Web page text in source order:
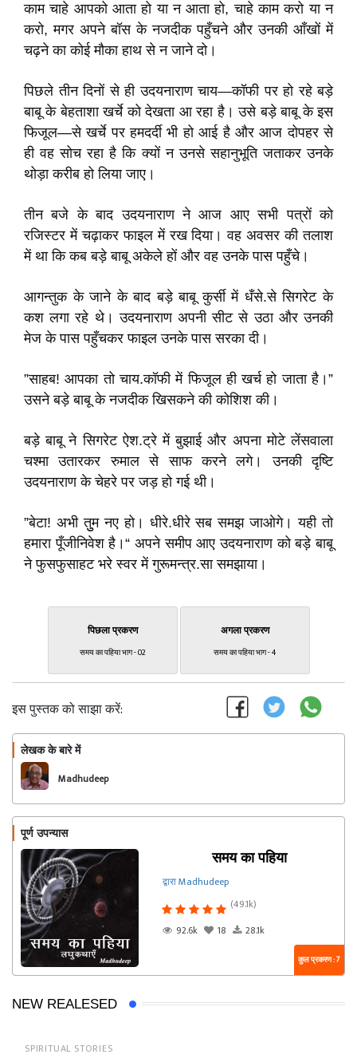
काम चाहे आपको आता हो या न आता हो, चाहे काम करो या न
करो, मगर अपने बॉस के नजदीक पहुँचने और उनकी आँखों में
चढ़ने का कोई मौका हाथ से न जाने दो।
पिछले तीन दिनों से ही उदयनाराण चाय—कॉफी पर हो रहे बड़े
बाबू के बेहताशा खर्चे को देखता आ रहा है। उसे बड़े बाबू के इस
फिजूल—से खर्चे पर हमदर्दी भी हो आई है और आज दोपहर से
ही वह सोच रहा है कि क्यों न उनसे सहानुभूति जताकर उनके
थोड़ा करीब हो लिया जाए।
तीन बजे के बाद उदयनाराण ने आज आए सभी पत्रों को
रजिस्टर में चढ़ाकर फाइल में रख दिया। वह अवसर की तलाश
में था कि कब बड़े बाबू अकेले हों और वह उनके पास पहुँचे।
आगन्तुक के जाने के बाद बड़े बाबू कुर्सी में धँसे.से सिगरेट के
कश लगा रहे थे। उदयनाराण अपनी सीट से उठा और उनकी
मेज के पास पहुँचकर फाइल उनके पास सरका दी।
”साहब! आपका तो चाय.कॉफी में फिजूल ही खर्च हो जाता है।”
उसने बड़े बाबू के नजदीक खिसकने की कोशिश की।
बड़े बाबू ने सिगरेट ऐश.ट्रे में बुझाई और अपना मोटे लेंसवाला
चश्मा उतारकर रुमाल से साफ करने लगे। उनकी दृष्टि
उदयनाराण के चेहरे पर जड़ हो गई थी।
”बेटा! अभी तुुम नए हो। धीरे.धीरे सब समझ जाओगे। यही तो
हमारा पूँजीनिवेश है।“ अपने समीप आए उदयनाराण को बड़े बाबू
ने फुसफुसाहट भरे स्वर में गुरूमन्त्र.सा समझाया।
पिछला प्रकरण
समय का पहिया भाग - 02
अगला प्रकरण
समय का पहिया भाग - 4
इस पुस्तक को साझा करें:
लेखक के बारे में
Madhudeep
पूर्ण उपन्यास
समय का पहिया
द्वारा Madhudeep
(49.1k)
92.6k
18 28.1k
कुल प्रकरण : 7
NEW REALESED
SPIRITUAL STORIES